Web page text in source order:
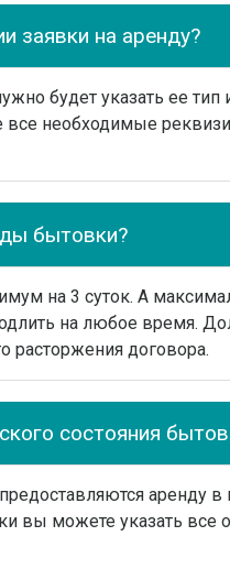
заявки на аренду?
будет указать ее тип
все необходимые
бытовки?
на 3 суток. А
на любое время.
расторжения договора.
состояния
аренду
вы можете указать